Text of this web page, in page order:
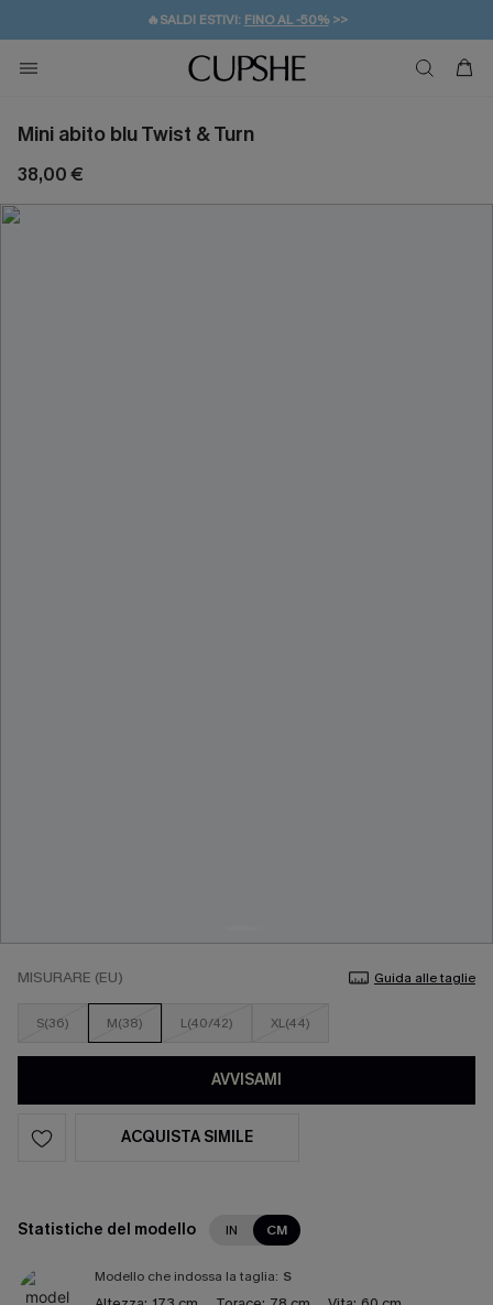
🔥SALDI ESTIVI: FINO AL -50%>>
🚚SPEDIZIONE GRATUITA DA 49€
💌REGALO PER I NUOVI: 20% DI SCONTO*
Mini abito blu Twist & Turn
38,00 €
MISURARE (EU) Guida alle taglie
S(36) M(38) L(40/42) XL(44)
AVVISAMI
ACQUISTA SIMILE
Statistiche del modello IN CM
Modello che indossa la taglia: S